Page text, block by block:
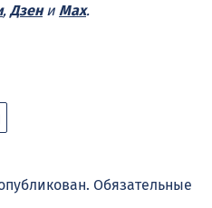
, Дзени Max.
Обязательные